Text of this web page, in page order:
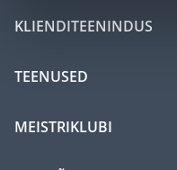
KLIENDITEENINDUS
TEENUSED
MEISTRIKLUBI